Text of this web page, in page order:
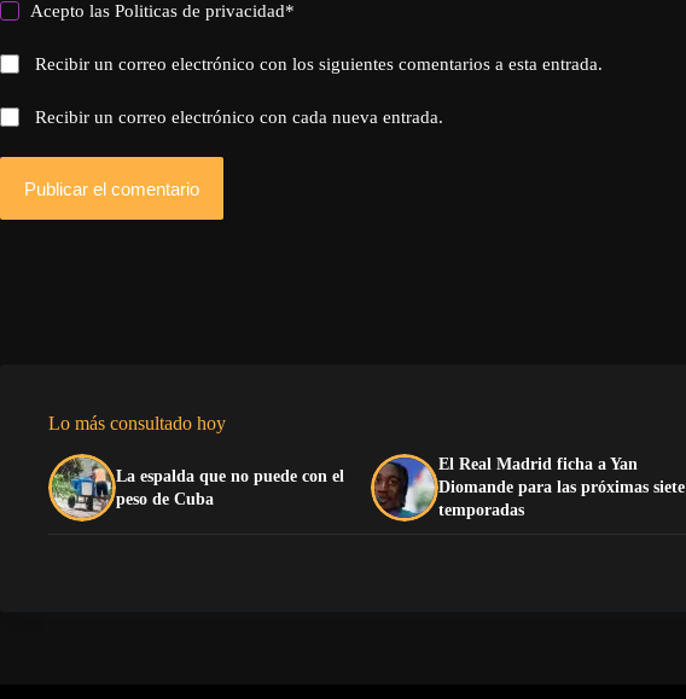
Acepto lasPoliticas de privacidad*
Recibir un correo electrónico con los siguientes comentarios a esta entrada.
Recibir un correo electrónico con cada nueva entrada.
Publicar el comentario
Lo más consultado hoy
La espalda que no puede con el
peso de Cuba
El Real Madrid ficha a Yan
Diomande para las próximas siete
temporadas